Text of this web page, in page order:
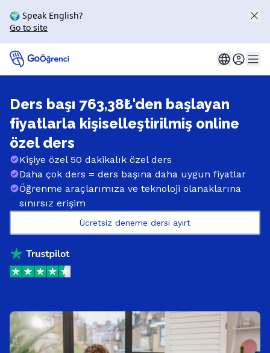
🌍 Speak English?
Go to site
Ders başı 763,38₺'den başlayan
fiyatlarla kişiselleştirilmiş online
özel ders
Kişiye özel 50 dakikalık özel ders
Daha çok ders = ders başına daha uygun fiyatlar
Öğrenme araçlarımıza ve teknoloji olanaklarına
sınırsız erişim
Ücretsiz deneme dersi ayırt